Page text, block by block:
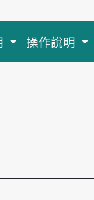
操作說明